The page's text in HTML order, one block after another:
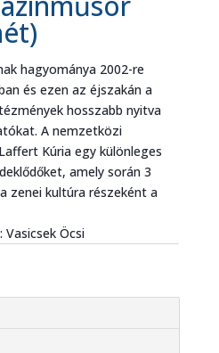
hagyománya 2002-re
és ezen az éjszakán a
hosszabb nyitva
A nemzetközi
Kúria egy különleges
amely során 3
zenei kultúra részeként a
Öcsi